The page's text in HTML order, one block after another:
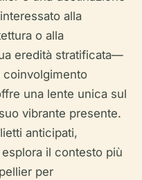
alla
o alla
eredità stratificata—
una lente unica sul
vibrante presente.
anticipati,
il contesto più
per